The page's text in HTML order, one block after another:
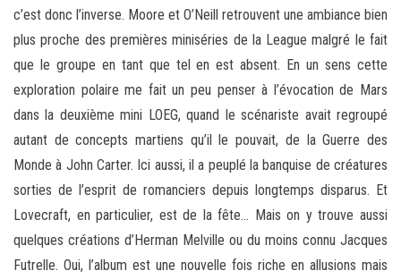
c’est donc l’inverse. Moore et O’Neill retrouvent une ambiance bien
plus proche des premières miniséries de la League malgré le fait
que le groupe en tant que tel en est absent. En un sens cette
exploration polaire me fait un peu penser à l’évocation de Mars
dans la deuxième mini LOEG, quand le scénariste avait regroupé
autant de concepts martiens qu’il le pouvait, de la Guerre des
Monde à John Carter. Ici aussi, il a peuplé la banquise de créatures
sorties de l’esprit de romanciers depuis longtemps disparus. Et
Lovecraft, en particulier, est de la fête… Mais on y trouve aussi
quelques créations d’Herman Melville ou du moins connu Jacques
Futrelle. Oui, l’album est une nouvelle fois riche en allusions mais